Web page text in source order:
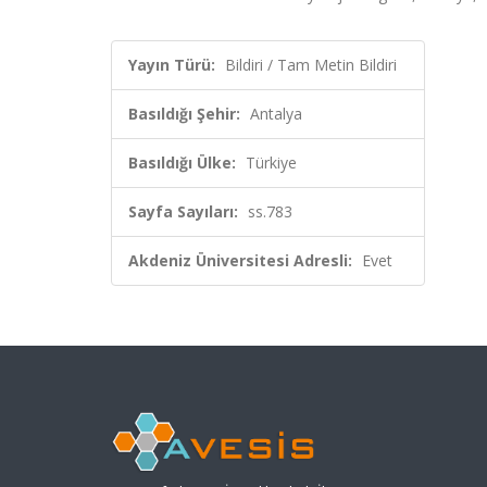
Yayın Türü: Bildiri / Tam Metin Bildiri
Basıldığı Şehir: Antalya
Basıldığı Ülke: Türkiye
Sayfa Sayıları: ss.783
Akdeniz Üniversitesi Adresli: Evet